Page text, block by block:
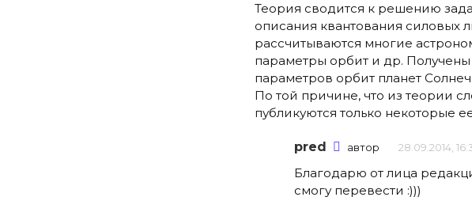
Теория сводится к решению
описания квантования силовых
рассчитываются многие
параметры орбит и др.
параметров орбит планет
По той причине, что из теории
публикуются только некоторые
pred автор 28.09.2014,
Благодарю от лица
смогу перевести :)))